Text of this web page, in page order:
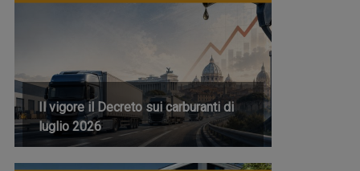
Il vigore il Decreto sui carburanti di
luglio 2026